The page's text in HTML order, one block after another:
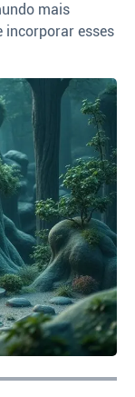
mais
incorporar esses